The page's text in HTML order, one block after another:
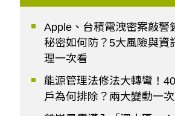
Apple、台積電洩密案敲警
秘密如何防？5大風險與資
理一次看
能源管理法修法大轉彎！
戶為何排除？兩大變動一